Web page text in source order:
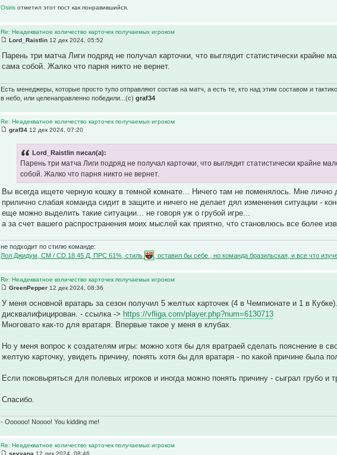
Osirisотметил этот пост как понравившийся.
Re: Неадекватное количество карточек получаемых игроком
Lord_Raistlin 12 дек 2024, 05:52
Парень три матча Лиги подряд не получал карточки, что выглядит статистически
сама собой. Жалко что парня никто не вернет.
Есть менеджеры, которые просто тупо отправляют состав на матч, а есть те, кто над этим составом и
в небо, или целенаправленно победили...(с)graf34
Re: Неадекватное количество карточек получаемых игроком
graf34 12 дек 2024, 07:20
Lord_Raistlin писал(а):
Парень три матча Лиги подряд не получал карточки, что выглядит статистически крайне
собой. Жалко что парня никто не вернет.
Вы всегда ищете черную кошку в темной комнате... Ничего там не поменялось. Мне
прилично слабая команда сидит в защите и ничего не делает дял изменения ситуации -
еще можно выделить такие ситуации... не говоря уж о грубой игре...
а за счет вашего распространения моих мыслей как приятно, что становлюсь все более
не подходит по стилю команде:
Лол Джидум, CM / CD 18 45 Д, ПРС 61%, стиль
, оставил бы себе , но команда бразильская, и все что
Re: Неадекватное количество карточек получаемых игроком
GreenPepper 12 дек 2024, 08:36
У меня основной вратарь за сезон получил 5 желтых карточек (4 в Чемпионате и 1 в
дисквалифицирован. - ссылка -> https://vfliga.com/player.php?num=6130713
Многовато как-то для вратаря. Впервые такое у меня в клубах.
Но у меня вопрос к создателям игры: можно хотя бы для вратраей сделать пояснение в
желтую карточку, увидеть причину, понять хотя бы для вратаря - по какой причине была
Если поковыряться для полевых игроков и иногда можно понять причину - сыграл грубо и
Спасибо.
- Oooooo! Noooo! You kidding me!
Re: Неадекватное количество карточек получаемых игроком